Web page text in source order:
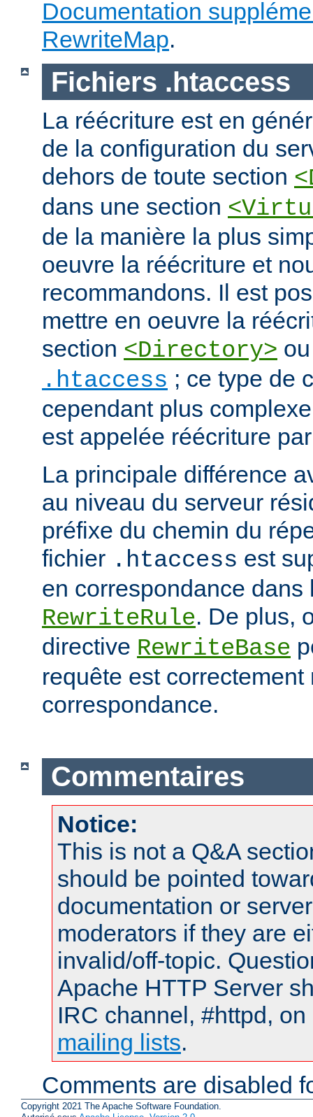
Documentation
RewriteMap.
Fichiers .htaccess
La réécriture est en
de la configuration du
dehors de toute section
dans une section
de la manière la plus
oeuvre la réécriture et
recommandons. Il est
mettre en oeuvre la
section <Directory>
.htaccess ; ce type de
cependant plus
est appelée réécriture
La principale différence
au niveau du serveur
préfixe du chemin du
fichier .htaccess est
en correspondance dans
RewriteRule. De plus,
directive RewriteBase
requête est correctement
correspondance.
Commentaires
Notice:
This is not a Q&A
should be pointed
documentation or
moderators if they are
invalid/off-topic.
Apache HTTP Server
IRC channel, #httpd,
mailing lists.
Comments are disabled
Copyright 2021 The Apache Software Foundation.